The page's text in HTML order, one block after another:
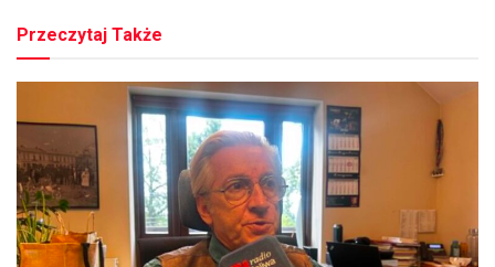
Przeczytaj Także